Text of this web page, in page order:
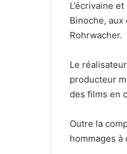
L’écrivaine
Binoche, aux
Rohrwacher.
Le
producteur
des films en
Outre la
hommages